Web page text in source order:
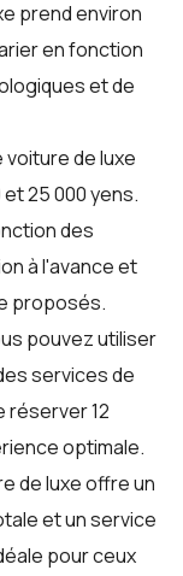
prend environ
en fonction
et de
voiture de luxe
25 000 yens.
des
à l'avance et
proposés.
pouvez utiliser
services de
réserver 12
optimale.
de luxe offre un
et un service
pour ceux